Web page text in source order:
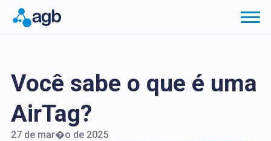
Você sabe o que é uma
AirTag?
27 de mar�o de 2025